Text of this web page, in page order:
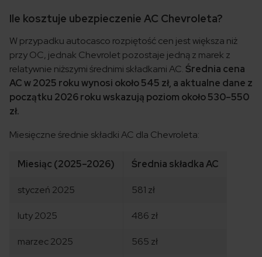
Ile kosztuje ubezpieczenie AC Chevroleta?
W przypadku autocasco rozpiętość cen jest większa niż
przy OC, jednak Chevrolet pozostaje jedną z marek z
relatywnie niższymi średnimi składkami AC.Średnia cena
AC w 2025 roku wynosi około 545 zł, a aktualne dane z
początku 2026 roku wskazują poziom około 530–550
zł.
Miesięczne średnie składki AC dla Chevroleta:
Miesiąc (2025–2026) Średnia składka AC
styczeń 2025 581 zł
luty 2025 486 zł
marzec 2025 565 zł